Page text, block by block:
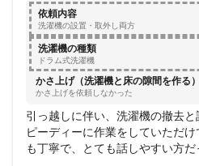
依頼内容
洗濯機の設置・取外し両方
洗濯機の種類
ドラム式洗濯機
かさ上げ（洗濯機と床の隙間を作る
かさ上げを依頼しなかった
引っ越しに伴い、洗濯機の撤去
ピーディーに作業をしていただ
も丁寧で、とても話しやすい方